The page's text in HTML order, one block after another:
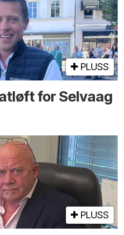
PLUSS
for Selvaag
PLUSS